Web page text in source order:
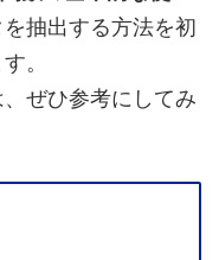
抽出する方法を初
。
ぜひ参考にしてみ